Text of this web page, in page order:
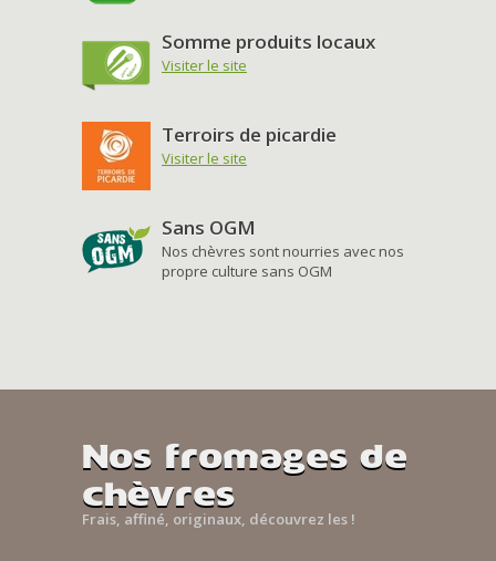
Somme produits locaux
Visiter le site
Terroirs de picardie
Visiter le site
Sans OGM
Nos chèvres sont nourries avec nos
propre culture sans OGM
Nos fromages de
chèvres
Frais, affiné, originaux, découvrez les !